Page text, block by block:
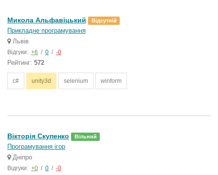
Микола Альфавіцький Відсутній
Прикладне програмування
Львів
Відгуки: +6 / 0 / -0
Рейтинг: 572
c# unity3d selenium winform
Вікторія Скупенко Вільний
Програмування ігор
Дніпро
Відгуки: +0 / 0 / -0